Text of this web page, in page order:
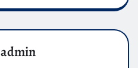
admin